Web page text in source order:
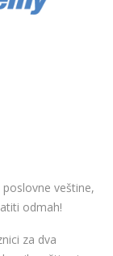
veštine,
odmah!
za dva